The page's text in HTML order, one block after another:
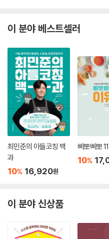
이 분야 베스트셀러
최민준의 아들코칭 백
과
10% 16,920원
삐뽀삐뽀
10%
이 분야 신상품